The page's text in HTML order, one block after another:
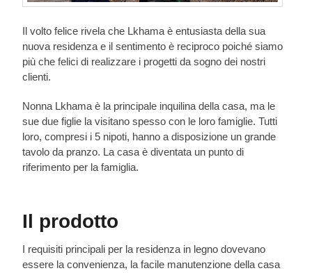
Il volto felice rivela che Lkhama è entusiasta della sua
nuova residenza e il sentimento è reciproco poiché siamo
più che felici di realizzare i progetti da sogno dei nostri
clienti.
Nonna Lkhama è la principale inquilina della casa, ma le
sue due figlie la visitano spesso con le loro famiglie. Tutti
loro, compresi i 5 nipoti, hanno a disposizione un grande
tavolo da pranzo. La casa è diventata un punto di
riferimento per la famiglia.
Il prodotto
I requisiti principali per la residenza in legno dovevano
essere la convenienza, la facile manutenzione della casa